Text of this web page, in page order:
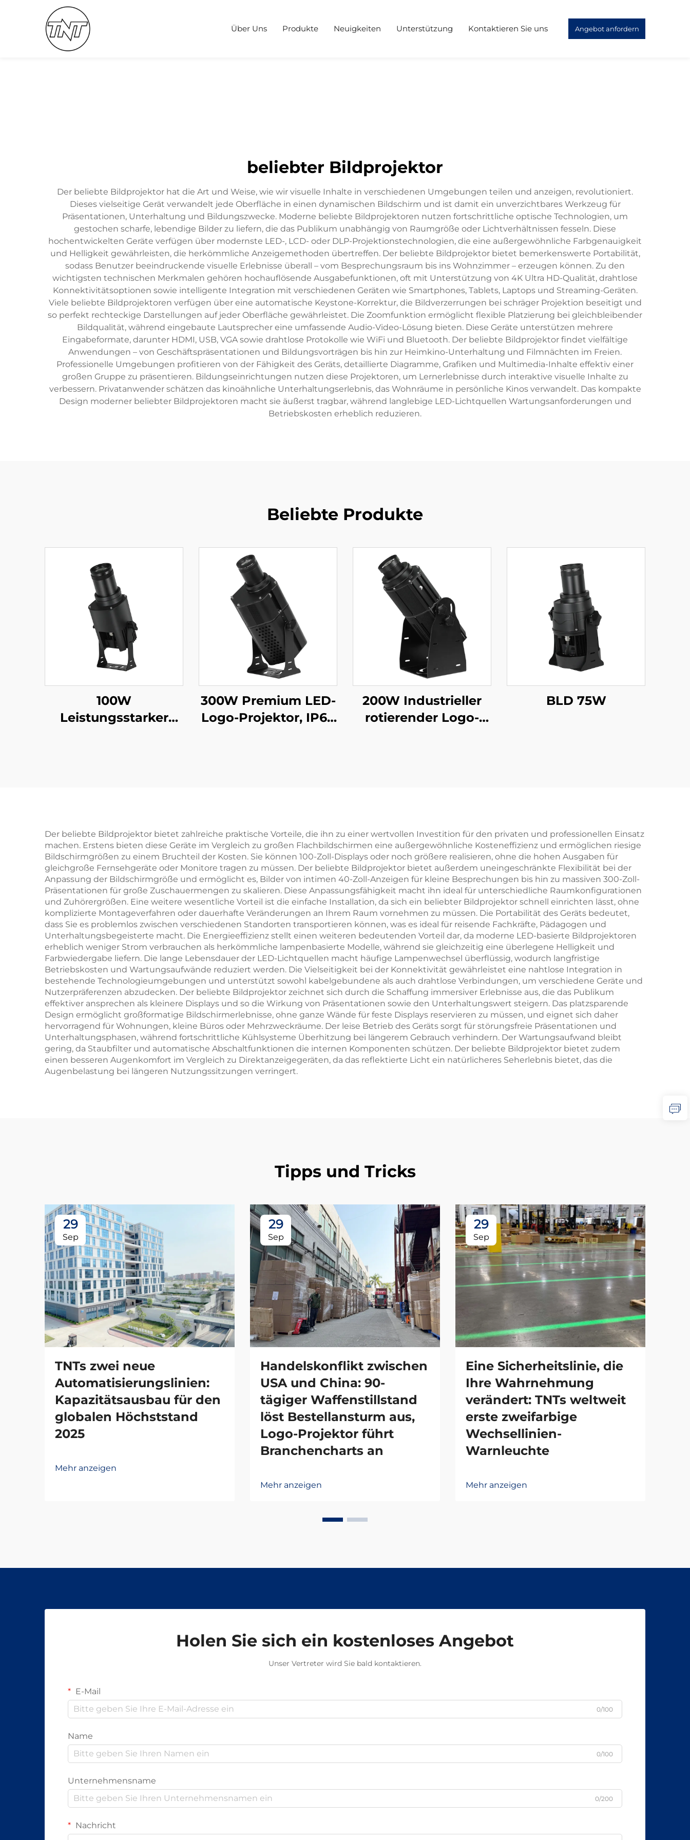
Über Uns Produkte Neuigkeiten Unterstützung Kontaktieren Sie uns Angebot anfordern
beliebter Bildprojektor
Der beliebte Bildprojektor hat die Art und Weise, wie wir visuelle Inhalte in verschiedenen Umgebungen teilen und anzeigen, revolutioniert.
Dieses vielseitige Gerät verwandelt jede Oberfläche in einen dynamischen Bildschirm und ist damit ein unverzichtbares Werkzeug für
Präsentationen, Unterhaltung und Bildungszwecke. Moderne beliebte Bildprojektoren nutzen fortschrittliche optische Technologien, um
gestochen scharfe, lebendige Bilder zu liefern, die das Publikum unabhängig von Raumgröße oder Lichtverhältnissen fesseln. Diese
hochentwickelten Geräte verfügen über modernste LED-, LCD- oder DLP-Projektionstechnologien, die eine außergewöhnliche Farbgenauigkeit
und Helligkeit gewährleisten, die herkömmliche Anzeigemethoden übertreffen. Der beliebte Bildprojektor bietet bemerkenswerte Portabilität,
sodass Benutzer beeindruckende visuelle Erlebnisse überall – vom Besprechungsraum bis ins Wohnzimmer – erzeugen können. Zu den
wichtigsten technischen Merkmalen gehören hochauflösende Ausgabefunktionen, oft mit Unterstützung von 4K Ultra HD-Qualität, drahtlose
Konnektivitätsoptionen sowie intelligente Integration mit verschiedenen Geräten wie Smartphones, Tablets, Laptops und Streaming-Geräten.
Viele beliebte Bildprojektoren verfügen über eine automatische Keystone-Korrektur, die Bildverzerrungen bei schräger Projektion beseitigt und
so perfekt rechteckige Darstellungen auf jeder Oberfläche gewährleistet. Die Zoomfunktion ermöglicht flexible Platzierung bei gleichbleibender
Bildqualität, während eingebaute Lautsprecher eine umfassende Audio-Video-Lösung bieten. Diese Geräte unterstützen mehrere
Eingabeformate, darunter HDMI, USB, VGA sowie drahtlose Protokolle wie WiFi und Bluetooth. Der beliebte Bildprojektor findet vielfältige
Anwendungen – von Geschäftspräsentationen und Bildungsvorträgen bis hin zur Heimkino-Unterhaltung und Filmnächten im Freien.
Professionelle Umgebungen profitieren von der Fähigkeit des Geräts, detaillierte Diagramme, Grafiken und Multimedia-Inhalte effektiv einer
großen Gruppe zu präsentieren. Bildungseinrichtungen nutzen diese Projektoren, um Lernerlebnisse durch interaktive visuelle Inhalte zu
verbessern. Privatanwender schätzen das kinoähnliche Unterhaltungserlebnis, das Wohnräume in persönliche Kinos verwandelt. Das kompakte
Design moderner beliebter Bildprojektoren macht sie äußerst tragbar, während langlebige LED-Lichtquellen Wartungsanforderungen und
Betriebskosten erheblich reduzieren.
Beliebte Produkte
100W
Leistungsstarker
Branding
300W Premium LED-
Logo-Projektor, IP67
200W Industrieller
rotierender Logo-
BLD 75W
Der beliebte Bildprojektor bietet zahlreiche praktische Vorteile, die ihn zu einer wertvollen Investition für den privaten und professionellen Einsatz
machen. Erstens bieten diese Geräte im Vergleich zu großen Flachbildschirmen eine außergewöhnliche Kosteneffizienz und ermöglichen riesige
Bildschirmgrößen zu einem Bruchteil der Kosten. Sie können 100-Zoll-Displays oder noch größere realisieren, ohne die hohen Ausgaben für
gleichgroße Fernsehgeräte oder Monitore tragen zu müssen. Der beliebte Bildprojektor bietet außerdem uneingeschränkte Flexibilität bei der
Anpassung der Bildschirmgröße und ermöglicht es, Bilder von intimen 40-Zoll-Anzeigen für kleine Besprechungen bis hin zu massiven 300-Zoll-
Präsentationen für große Zuschauermengen zu skalieren. Diese Anpassungsfähigkeit macht ihn ideal für unterschiedliche Raumkonfigurationen
und Zuhörergrößen. Eine weitere wesentliche Vorteil ist die einfache Installation, da sich ein beliebter Bildprojektor schnell einrichten lässt, ohne
komplizierte Montageverfahren oder dauerhafte Veränderungen an Ihrem Raum vornehmen zu müssen. Die Portabilität des Geräts bedeutet,
dass Sie es problemlos zwischen verschiedenen Standorten transportieren können, was es ideal für reisende Fachkräfte, Pädagogen und
Unterhaltungsbegeisterte macht. Die Energieeffizienz stellt einen weiteren bedeutenden Vorteil dar, da moderne LED-basierte Bildprojektoren
erheblich weniger Strom verbrauchen als herkömmliche lampenbasierte Modelle, während sie gleichzeitig eine überlegene Helligkeit und
Farbwiedergabe liefern. Die lange Lebensdauer der LED-Lichtquellen macht häufige Lampenwechsel überflüssig, wodurch langfristige
Betriebskosten und Wartungsaufwände reduziert werden. Die Vielseitigkeit bei der Konnektivität gewährleistet eine nahtlose Integration in
bestehende Technologieumgebungen und unterstützt sowohl kabelgebundene als auch drahtlose Verbindungen, um verschiedene Geräte und
Nutzerpräferenzen abzudecken. Der beliebte Bildprojektor zeichnet sich durch die Schaffung immersiver Erlebnisse aus, die das Publikum
effektiver ansprechen als kleinere Displays und so die Wirkung von Präsentationen sowie den Unterhaltungswert steigern. Das platzsparende
Design ermöglicht großformatige Bildschirmerlebnisse, ohne ganze Wände für feste Displays reservieren zu müssen, und eignet sich daher
hervorragend für Wohnungen, kleine Büros oder Mehrzweckräume. Der leise Betrieb des Geräts sorgt für störungsfreie Präsentationen und
Unterhaltungsphasen, während fortschrittliche Kühlsysteme Überhitzung bei längerem Gebrauch verhindern. Der Wartungsaufwand bleibt
gering, da Staubfilter und automatische Abschaltfunktionen die internen Komponenten schützen. Der beliebte Bildprojektor bietet zudem
einen besseren Augenkomfort im Vergleich zu Direktanzeigegeräten, da das reflektierte Licht ein natürlicheres Seherlebnis bietet, das die
Augenbelastung bei längeren Nutzungssitzungen verringert.
Tipps und Tricks
29
Sep
TNTs zwei neue
Automatisierungslinien:
Kapazitätsausbau für den
globalen Höchststand
2025
Mehr anzeigen
29
Sep
Handelskonflikt zwischen
USA und China: 90-
tägiger Waffenstillstand
löst Bestellansturm aus,
Logo-Projektor führt
Branchencharts an
Mehr anzeigen
29
Sep
Eine Sicherheitslinie, die
Ihre Wahrnehmung
verändert: TNTs weltweit
erste zweifarbige
Wechsellinien-
Warnleuchte
Mehr anzeigen
Holen Sie sich ein kostenloses Angebot
Unser Vertreter wird Sie bald kontaktieren.
E-Mail
0/100
Name
0/100
Unternehmensname
0/200
Nachricht